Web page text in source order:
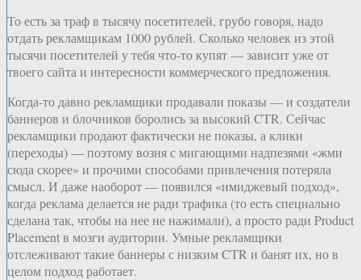
То есть за траф в тысячу посетителей, грубо говоря, надо
отдать рекламщикам 1000 рублей. Сколько человек из этой
тысячи посетителей у тебя что-то купят — зависит уже от
твоего сайта и интересности коммерческого предложения.
Когда-то давно рекламщики продавали показы — и создатели
баннеров и блочников боролись за высокий CTR. Сейчас
рекламщики продают фактически не показы, а клики
(переходы) — поэтому возня с мигающими надпезями «жми
сюда скорее» и прочими способами привлечения потеряла
смысл. И даже наоборот — появился «имиджевый подход»,
когда реклама делается не ради трафика (то есть специально
сделана так, чтобы на нее не нажимали), а просто ради Product
Placement в мозги аудитории. Умные рекламщики
отслеживают такие баннеры с низким CTR и банят их, но в
целом подход работает.